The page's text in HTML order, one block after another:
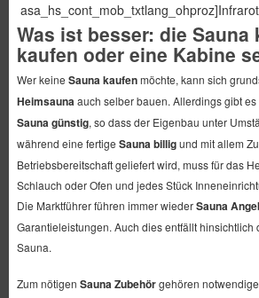
Was ist besser: die Sauna
kaufen oder eine Kabine
Wer keine Sauna kaufenmöchte, kann sich
Heimsauna auch selber bauen. Allerdings gibt
Sauna günstig, so dass der Eigenbau unter
während eine fertige Sauna billigund mit allem
Betriebsbereitschaft geliefert wird, muss für das
Schlauch oder Ofen und jedes Stück
Die Marktführer führen immer wiederSauna
Garantieleistungen. Auch dies entfällt hinsichtlich
Sauna.
Zum nötigen Sauna Zubehörgehören